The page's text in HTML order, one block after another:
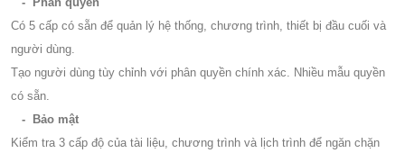
Có 5 cấp có sẵn để quản lý hệ thống, chương trình, thiết bị đầu cuối và
người dùng.
Tạo người dùng tùy chỉnh với phân quyền chính xác. Nhiều mẫu quyền
có sẵn.
- Bảo mật
Kiểm tra 3 cấp độ của tài liệu, chương trình và lịch trình để ngăn chặn